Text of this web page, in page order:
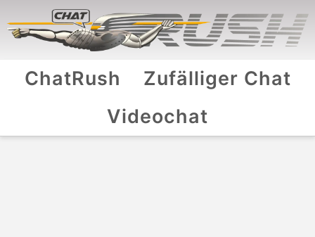
ChatRush
Zufälliger Chat
Videochat